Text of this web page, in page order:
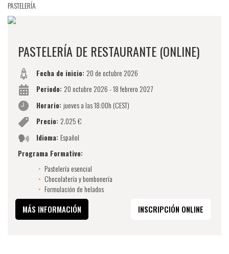
PASTELERÍA
PASTELERÍA DE RESTAURANTE (ONLINE)
Fecha de inicio: 20 de octubre 2026
Periodo: 20 octubre 2026 - 18 febrero 2027
Horario: jueves a las 18:00h (CEST)
Precio: 2.025 €
Idioma: Español
Programa Formativo:
Pastelería esencial
Chocolatería y bombonería
Formulación de helados
MÁS INFORMACIÓN INSCRIPCIÓN ONLINE